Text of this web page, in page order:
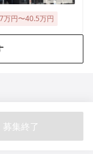
蔵
木上宗岡
万円〜40.5万円
募集終了